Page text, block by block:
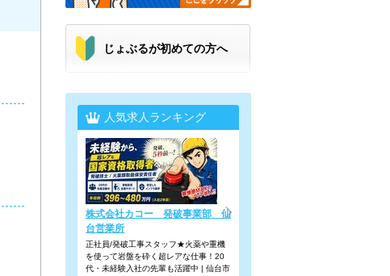
じょぶるが初めての方へ
人気求人ランキング
株式会社カコー 発破事業部 仙
台営業所
正社員/発破工事スタッフ★火薬や重機
を使って岩盤を砕く超レアな仕事！20
代・未経験入社の先輩も活躍中 | 仙台市